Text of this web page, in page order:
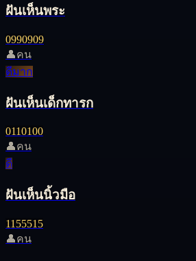
ฝันเห็นพระ
0990909
👤คน
ดีมาก
ฝันเห็นเด็กทารก
0110100
👤คน
ดี
ฝันเห็นนิ้วมือ
11 55515
👤คน